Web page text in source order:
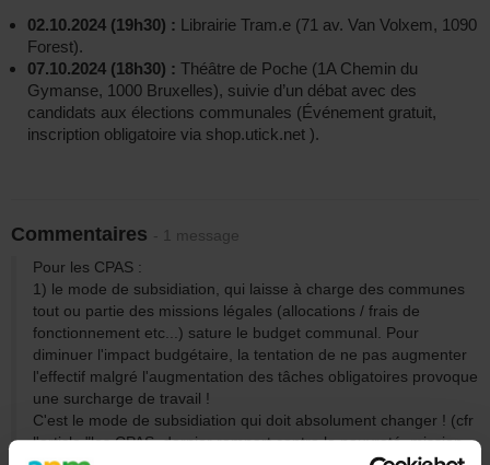
02.10.2024 (19h30) : Librairie Tram.e (71 av. Van Volxem, 1090
Forest).
07.10.2024 (18h30) : Théâtre de Poche (1A Chemin du
Gymanse, 1000 Bruxelles), suivie d’un débat avec des
candidats aux élections communales (Événement gratuit,
inscription obligatoire via shop.utick.net ).
Commentaires - 1 message
Pour les CPAS :
1) le mode de subsidiation, qui laisse à charge des communes
tout ou partie des missions légales (allocations / frais de
fonctionnement etc...) sature le budget communal. Pour
diminuer l'impact budgétaire, la tentation de ne pas augmenter
l'effectif malgré l'augmentation des tâches obligatoires provoque
une surcharge de travail !
C'est le mode de subsidiation qui doit absolument changer ! (cfr
l'article "les CPAS, dernier rempart contra la pauvreté, mission